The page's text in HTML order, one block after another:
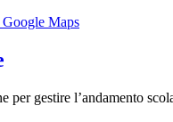
Maps
per gestire l’andamento